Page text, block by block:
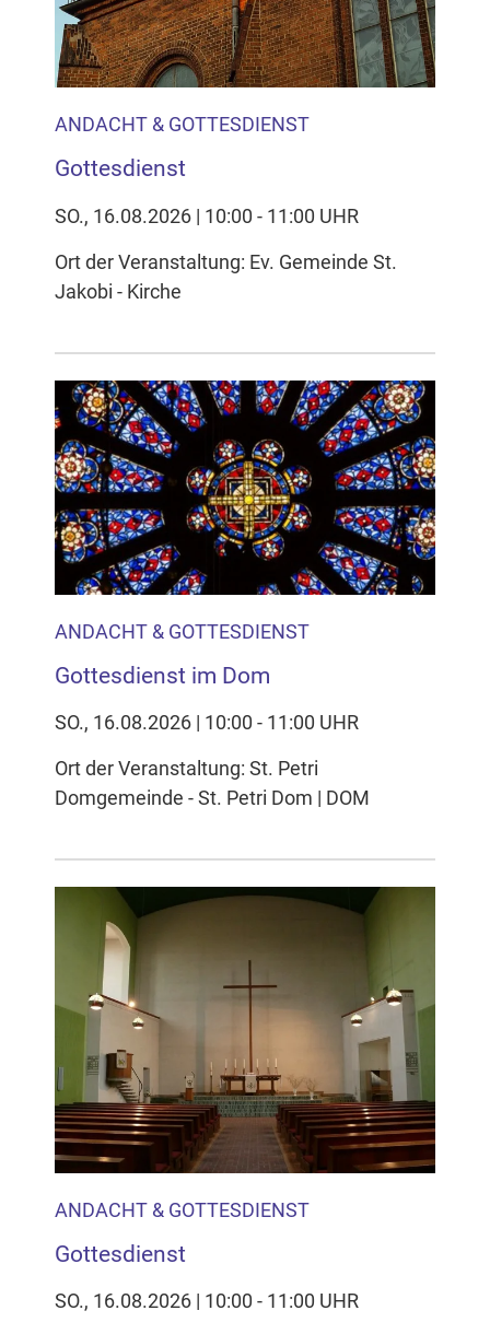
ANDACHT & GOTTESDIENST
Gottesdienst
SO., 16.08.2026 | 10:00 - 11:00 UHR
Ort der Veranstaltung: Ev. Gemeinde St.
Jakobi - Kirche
ANDACHT & GOTTESDIENST
Gottesdienst im Dom
SO., 16.08.2026 | 10:00 - 11:00 UHR
Ort der Veranstaltung: St. Petri
Domgemeinde - St. Petri Dom | DOM
ANDACHT & GOTTESDIENST
Gottesdienst
SO., 16.08.2026 | 10:00 - 11:00 UHR